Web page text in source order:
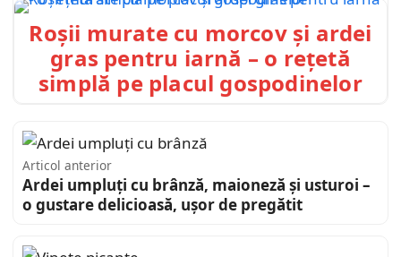
Roșii murate cu morcov și ardei
gras pentru iarnă – o rețetă
simplă pe placul gospodinelor
Articol anterior
Ardei umpluți cu brânză, maioneză și usturoi –
o gustare delicioasă, ușor de pregătit